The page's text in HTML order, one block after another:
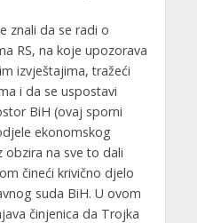
znali da se radi o
RS, na koje upozorava
izvještajima, tražeći
i da se uspostavi
BiH (ovaj sporni
ekonomskog
na sve to dali
čineći krivično djelo
suda BiH. U ovom
činjenica da Trojka